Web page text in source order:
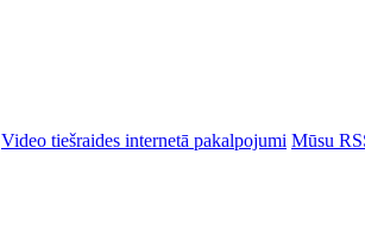
Video tiešraides internetā pakalpojumi Mūsu